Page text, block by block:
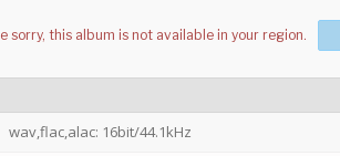
wav,flac,alac: 16bit/44.1kHz